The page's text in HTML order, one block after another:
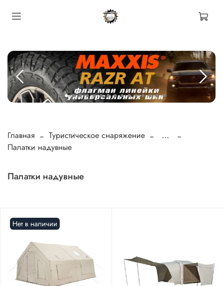
Главная Туристическое снаряжение
...
Палатки надувные
Палатки надувные
Нет в наличии